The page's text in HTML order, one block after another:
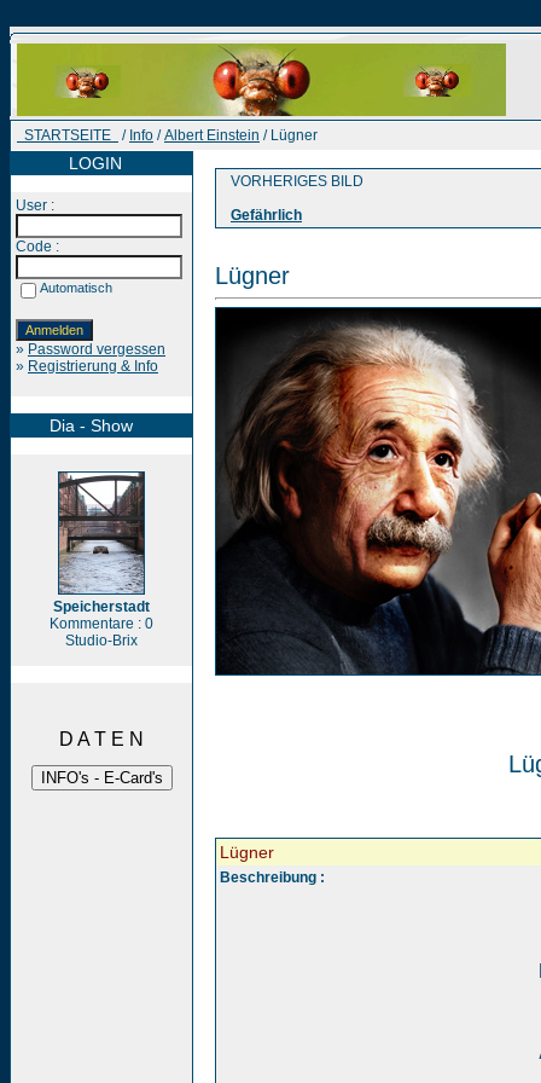
STARTSEITE / Info /Albert Einstein / Lügner
LOGIN
User :
Code :
Automatisch
» Password vergessen
» Registrierung & Info
Dia - Show
Speicherstadt
Kommentare : 0
Studio-Brix
D A T E N
VORHERIGES BILD
Gefährlich
Lügner
Lügner
Beschreibung :